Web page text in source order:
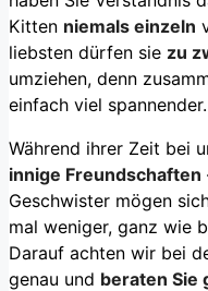
Kitten niemals einzeln
liebsten dürfen sie zu
umziehen, denn
einfach viel spannender.
Während ihrer Zeit bei
innige Freundschaften
Geschwister mögen
mal weniger, ganz wie
Darauf achten wir bei
genau und beraten Sie